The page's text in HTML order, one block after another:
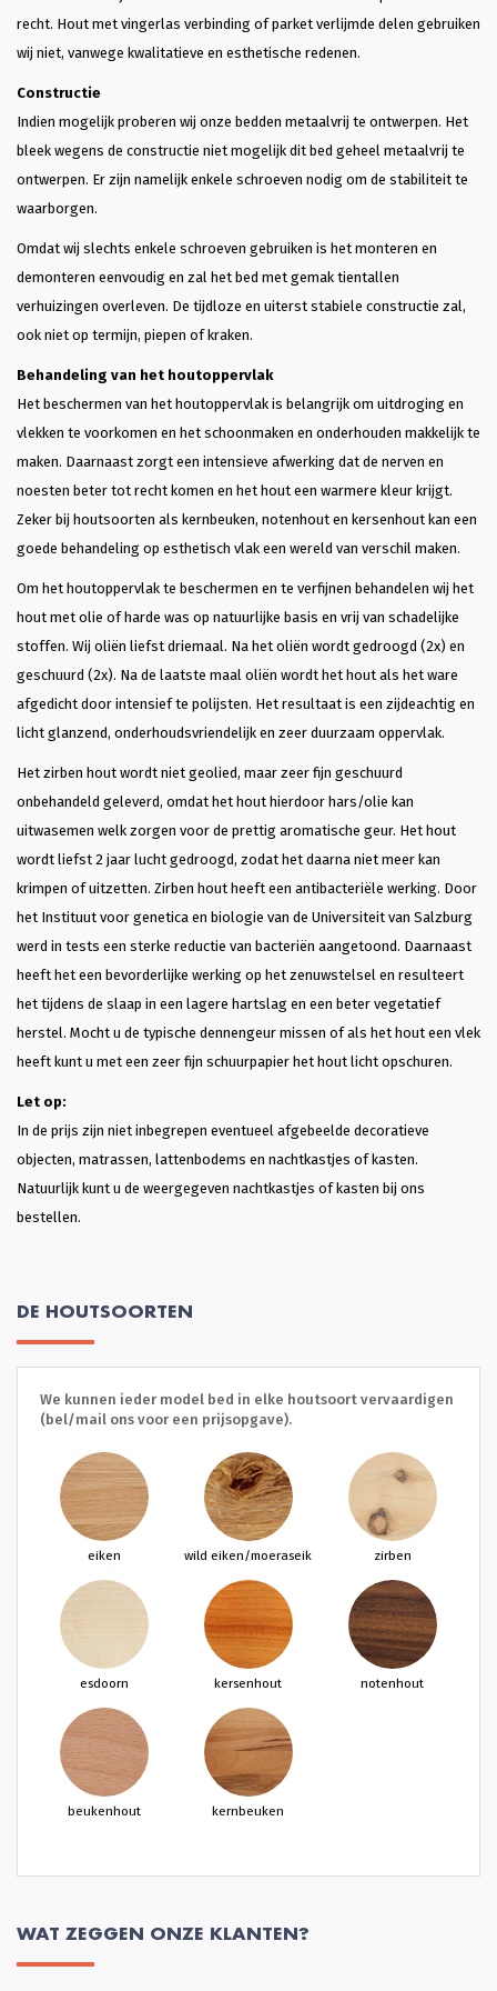
recht. Hout met vingerlas verbinding of parket verlijmde delen gebruiken
wij niet, vanwege kwalitatieve en esthetische redenen.
Constructie
Indien mogelijk proberen wij onze bedden metaalvrij te ontwerpen. Het
bleek wegens de constructie niet mogelijk dit bed geheel metaalvrij te
ontwerpen. Er zijn namelijk enkele schroeven nodig om de stabiliteit te
waarborgen.
Omdat wij slechts enkele schroeven gebruiken is het monteren en
demonteren eenvoudig en zal het bed met gemak tientallen
verhuizingen overleven. De tijdloze en uiterst stabiele constructie zal,
ook niet op termijn, piepen of kraken.
Behandeling van het houtoppervlak
Het beschermen van het houtoppervlak is belangrijk om uitdroging en
vlekken te voorkomen en het schoonmaken en onderhouden makkelijk te
maken. Daarnaast zorgt een intensieve afwerking dat de nerven en
noesten beter tot recht komen en het hout een warmere kleur krijgt.
Zeker bij houtsoorten als kernbeuken, notenhout en kersenhout kan een
goede behandeling op esthetisch vlak een wereld van verschil maken.
Om het houtoppervlak te beschermen en te verfijnen behandelen wij het
hout met olie of harde was op natuurlijke basis en vrij van schadelijke
stoffen. Wij oliën liefst driemaal. Na het oliën wordt gedroogd (2x) en
geschuurd (2x). Na de laatste maal oliën wordt het hout als het ware
afgedicht door intensief te polijsten. Het resultaat is een zijdeachtig en
licht glanzend, onderhoudsvriendelijk en zeer duurzaam oppervlak.
Het zirben hout wordt niet geolied, maar zeer fijn geschuurd
onbehandeld geleverd, omdat het hout hierdoor hars/olie kan
uitwasemen welk zorgen voor de prettig aromatische geur. Het hout
wordt liefst 2 jaar lucht gedroogd, zodat het daarna niet meer kan
krimpen of uitzetten. Zirben hout heeft een antibacteriële werking. Door
het Instituut voor genetica en biologie van de Universiteit van Salzburg
werd in tests een sterke reductie van bacteriën aangetoond. Daarnaast
heeft het een bevorderlijke werking op het zenuwstelsel en resulteert
het tijdens de slaap in een lagere hartslag en een beter vegetatief
herstel. Mocht u de typische dennengeur missen of als het hout een vlek
heeft kunt u met een zeer fijn schuurpapier het hout licht opschuren.
Let op:
In de prijs zijn niet inbegrepen eventueel afgebeelde decoratieve
objecten, matrassen, lattenbodems en nachtkastjes of kasten.
Natuurlijk kunt u de weergegeven nachtkastjes of kasten bij ons
bestellen.
DE HOUTSOORTEN
We kunnen ieder model bed in elke houtsoort vervaardigen
(bel/mail ons voor een prijsopgave).
eiken wild eiken/moeraseik zirben
esdoorn kersenhout notenhout
beukenhout kernbeuken
WAT ZEGGEN ONZE KLANTEN?